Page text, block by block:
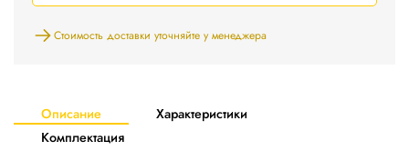
Стоимость доставки уточняйте у менеджера
Описание
Характеристики
Комплектация